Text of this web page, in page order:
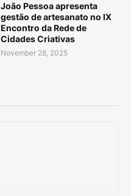
João Pessoa apresenta
gestão de artesanato no IX
Encontro da Rede de
Cidades Criativas
November 28, 2025